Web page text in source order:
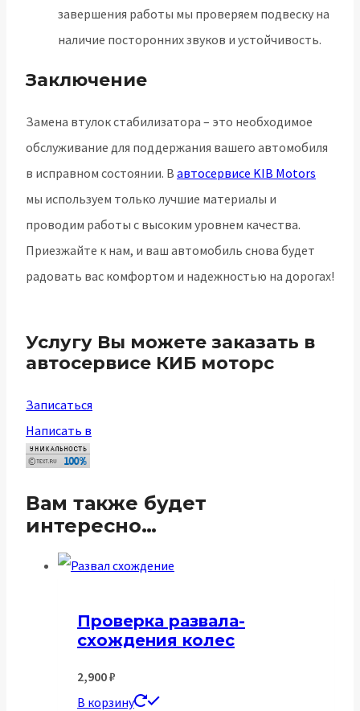
завершения работы мы проверяем подвеску на
наличие посторонних звуков и устойчивость.
Заключение
Замена втулок стабилизатора – это необходимое
обслуживание для поддержания вашего автомобиля
в исправном состоянии. В автосервисе KIB Motors
мы используем только лучшие материалы и
проводим работы с высоким уровнем качества.
Приезжайте к нам, и ваш автомобиль снова будет
радовать вас комфортом и надежностью на дорогах!
Услугу Вы можете заказать в
автосервисе КИБ моторс
Записаться
Написать в
Вам также будет
интересно…
Проверка развала-
схождения колес
2,900₽
В корзину